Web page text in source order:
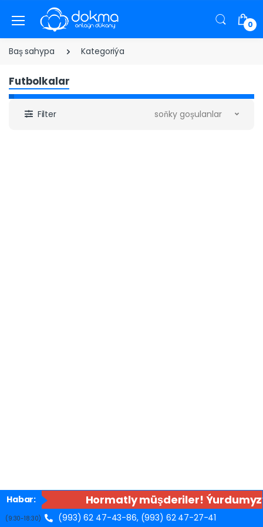
0
Baş sahypa Kategoriýa
Futbolkalar
Filter soňky goşulanlar
(9:30-18:30) (993) 62 47-43-86, (993) 62 47-27-41
Habar: Hormatly müşderiler!